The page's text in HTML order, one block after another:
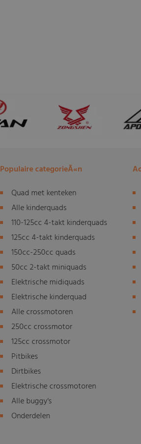
Populaire categorieÃ«n
Quad met kenteken
Alle kinderquads
110-125cc 4-takt kinderquads
125cc 4-takt kinderquads
150cc-250cc quads
50cc 2-takt miniquads
Elektrische midiquads
Elektrische kinderquad
Alle crossmotoren
250cc crossmotor
125cc crossmotor
Pitbikes
Dirtbikes
Elektrische crossmotoren
Alle buggy's
Onderdelen